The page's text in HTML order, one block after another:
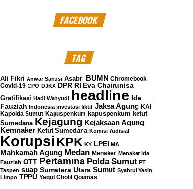
FACEBOOK
TAG
Ali Fikri Anwar Sanusi Asabri BUMN Chromebook
Covid-19 CPO DJKA DPR RI
Eva Chairunisa
Gratifikasi Hadi Wahyudi headline Ida
Fauziah Indonesia investasi fiktif Jaksa Agung KAI
Kapolda Sumut Kapuspenkum kapuspenkum ketut
Sumedana Kejagung Kejaksaan Agung
Kemnaker Ketut Sumedana Komisi Yudisial
Korupsi KPK KY LPEI MA
Mahkamah Agung Medan Menaker Menaker Ida
Fauziah OTT Pertamina Polda Sumut PT
Taspen suap Sumatera Utara Sumut Syahrul Yasin
Limpo TPPU Yaqut Cholil Qoumas